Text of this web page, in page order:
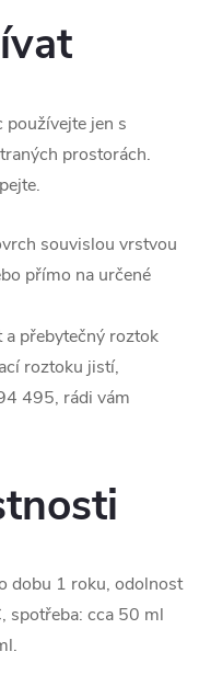
používejte jen s
prostorách.
souvislou vrstvou
přímo na určené
přebytečný roztok
roztoku jistí,
495, rádi vám
dobu 1 roku, odolnost
spotřeba: cca 50 ml